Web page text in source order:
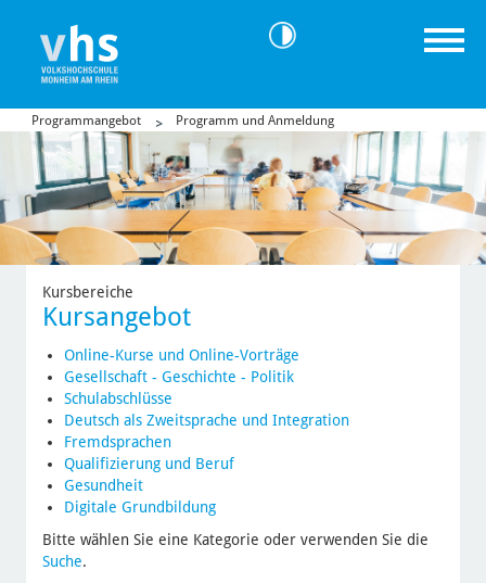
Programmangebot Programm und Anmeldung
Kursbereiche
Kursangebot
Online-Kurse und Online-Vorträge
Gesellschaft - Geschichte - Politik
Schulabschlüsse
Deutsch als Zweitsprache und Integration
Fremdsprachen
Qualifizierung und Beruf
Gesundheit
Digitale Grundbildung
Bitte wählen Sie eine Kategorie oder verwenden Sie die
Suche.